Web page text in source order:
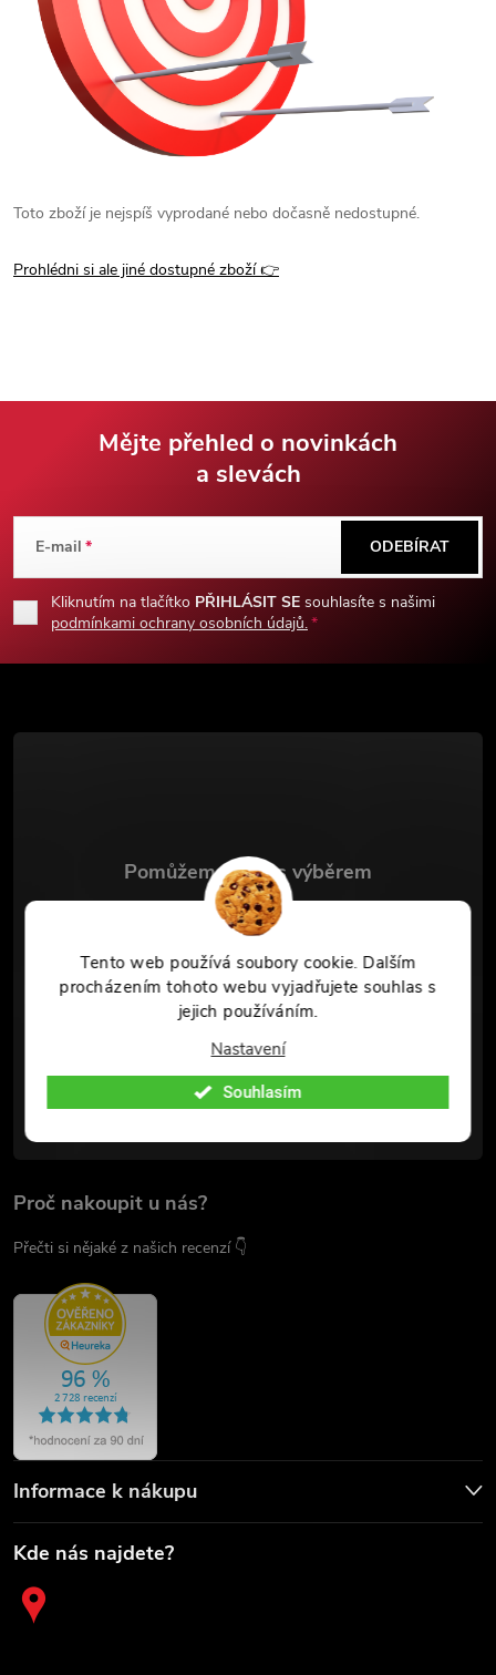
Tento web používá soubory cookie. Dalším
procházením tohoto webu vyjadřujete souhlas s
jejich používáním.
Nastavení
Souhlasím
Toto zboží je nejspíš vyprodané nebo dočasně nedostupné.
Prohlédni si ale jiné dostupné zboží 👉
p
a
Mějte přehled o novinkách
a slevách
E-mail
Kliknutím na tlačítko PŘIHLÁSIT SE souhlasíte s našimi
podmínkami ochrany osobních údajů.
ODEBÍRAT
@chladnezbrane.eu
+420 771 151 101
Facebook
@chladnezbrane.eu
Proč nakoupit u nás?
Přečti si nějaké z našich recenzí 👇
Informace k nákupu
Kde nás najdete?